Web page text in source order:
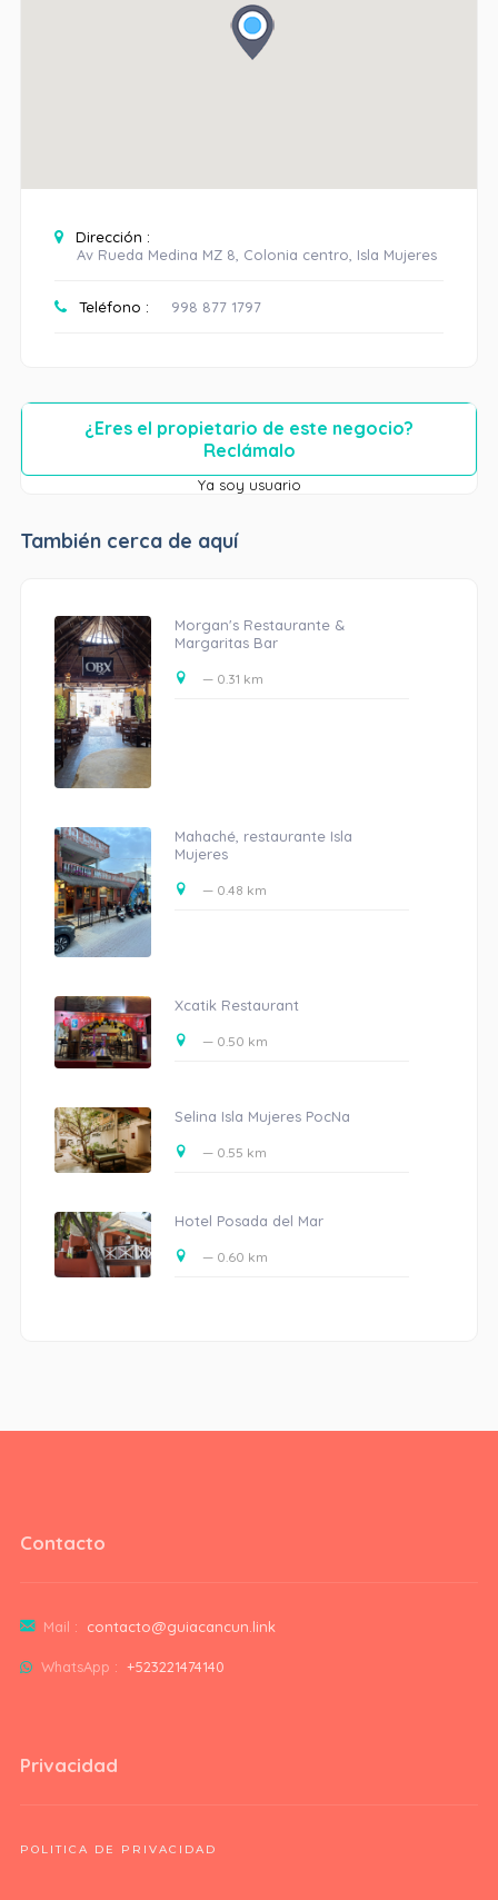
Dirección :
Av Rueda Medina MZ 8, Colonia centro, Isla Mujeres
Teléfono : 998 877 1797
¿Eres el propietario de este negocio?
Reclámalo
Ya soy usuario
También cerca de aquí
Morgan's Restaurante &
Margaritas Bar
— 0.31 km
Mahaché, restaurante Isla
Mujeres
— 0.48 km
Xcatik Restaurant
— 0.50 km
Selina Isla Mujeres PocNa
— 0.55 km
Hotel Posada del Mar
— 0.60 km
Contacto
Mail : contacto@guiacancun.link
WhatsApp : +523221474140
Privacidad
POLITICA DE PRIVACIDAD